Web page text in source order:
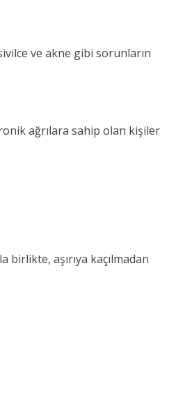
ve akne gibi sorunların
ağrılara sahip olan kişiler
birlikte, aşırıya kaçılmadan